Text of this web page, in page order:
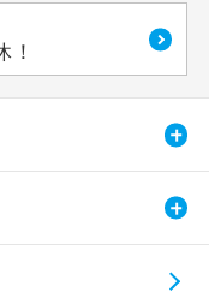
！